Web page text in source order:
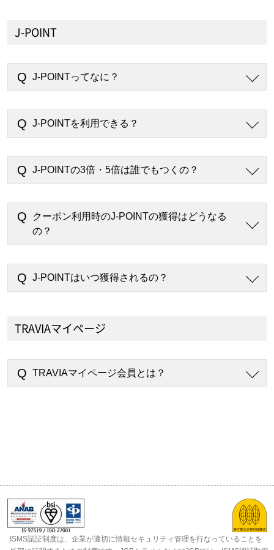
J-POINT
J-POINTってなに？
J-POINTを利用できる？
J-POINTの3倍・5倍は誰でもつくの？
クーポン利用時のJ-POINTの獲得はどうなる
の？
J-POINTはいつ獲得されるの？
TRAVIAマイページ
TRAVIAマイページ会員とは？
ISMS認証制度は、企業が適切に情報セキュリティ管理を行なっていることを